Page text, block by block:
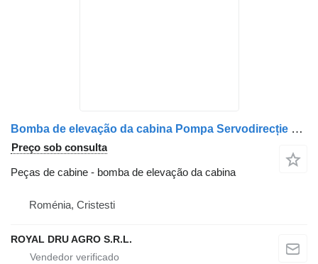
Bomba de elevação da cabina Pompa Servodirecție para camião Mercedes-Benz – Coduri A0024605480, A0014604480, A0014607580, 0024605480, 0014604480, 0014607580
Preço sob consulta
Peças de cabine - bomba de elevação da cabina
Roménia, Cristesti
ROYAL DRU AGRO S.R.L.